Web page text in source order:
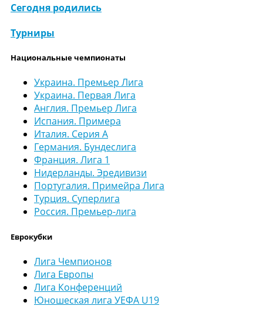
Сегодня родились
Турниры
Национальные чемпионаты
Украина. Премьер Лига
Украина. Первая Лига
Англия. Премьер Лига
Испания. Примера
Италия. Серия А
Германия. Бундеслига
Франция. Лига 1
Нидерланды. Эредивизи
Португалия. Примейра Лига
Турция. Суперлига
Россия. Премьер-лига
Еврокубки
Лига Чемпионов
Лига Европы
Лига Конференций
Юношеская лига УЕФА U19